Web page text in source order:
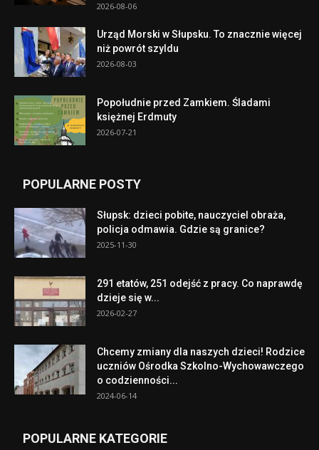
2026-08-06
Urząd Morski w Słupsku. To znacznie więcej
niż powrót szyldu
2026-08-03
Popołudnie przed Zamkiem. Śladami
księżnej Erdmuty
2026-07-21
POPULARNE POSTY
Słupsk: dzieci pobite, nauczyciel obraża,
policja odmawia. Gdzie są granice?
2025-11-30
291 etatów, 251 odejść z pracy. Co naprawdę
dzieje się w...
2026-02-27
Chcemy zmiany dla naszych dzieci! Rodzice
uczniów Ośrodka Szkolno-Wychowawczego
o codzienności...
2024-06-14
POPULARNE KATEGORIE